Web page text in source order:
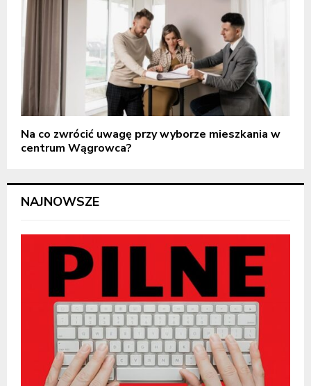
Na co zwrócić uwagę przy wyborze mieszkania w
centrum Wągrowca?
NAJNOWSZE